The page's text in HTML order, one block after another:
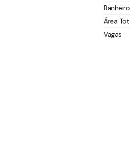
Área
Vagas